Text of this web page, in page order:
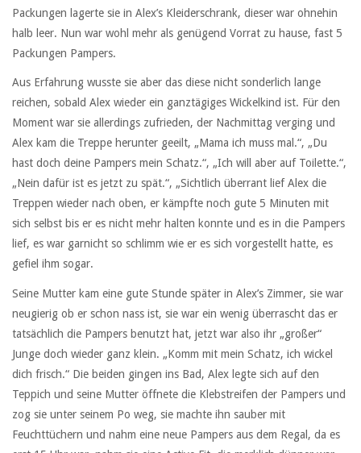
Packungen lagerte sie in Alex’s Kleiderschrank, dieser war ohnehin
halb leer. Nun war wohl mehr als genügend Vorrat zu hause, fast 5
Packungen Pampers.
Aus Erfahrung wusste sie aber das diese nicht sonderlich lange
reichen, sobald Alex wieder ein ganztägiges Wickelkind ist. Für den
Moment war sie allerdings zufrieden, der Nachmittag verging und
Alex kam die Treppe herunter geeilt, „Mama ich muss mal.“, „Du
hast doch deine Pampers mein Schatz.“, „Ich will aber auf Toilette.“,
„Nein dafür ist es jetzt zu spät.“, „Sichtlich überrant lief Alex die
Treppen wieder nach oben, er kämpfte noch gute 5 Minuten mit
sich selbst bis er es nicht mehr halten konnte und es in die Pampers
lief, es war garnicht so schlimm wie er es sich vorgestellt hatte, es
gefiel ihm sogar.
Seine Mutter kam eine gute Stunde später in Alex’s Zimmer, sie war
neugierig ob er schon nass ist, sie war ein wenig überrascht das er
tatsächlich die Pampers benutzt hat, jetzt war also ihr „großer“
Junge doch wieder ganz klein. „Komm mit mein Schatz, ich wickel
dich frisch.“ Die beiden gingen ins Bad, Alex legte sich auf den
Teppich und seine Mutter öffnete die Klebstreifen der Pampers und
zog sie unter seinem Po weg, sie machte ihn sauber mit
Feuchttüchern und nahm eine neue Pampers aus dem Regal, da es